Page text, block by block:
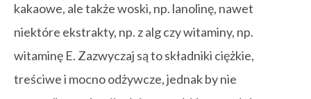
kakaowe, ale także woski, np. lanolinę, nawet
niektóre ekstrakty, np. z alg czy witaminy, np.
witaminę E. Zazwyczaj są to składniki ciężkie,
treściwe i mocno odżywcze, jednak by nie